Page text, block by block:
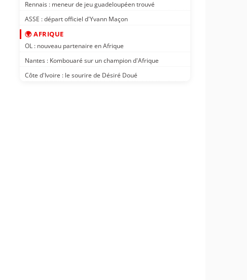
Rennais : meneur de jeu guadeloupéen trouvé
ASSE : départ officiel d'Yvann Maçon
🌍 AFRIQUE
OL : nouveau partenaire en Afrique
Nantes : Kombouaré sur un champion d'Afrique
Côte d'Ivoire : le sourire de Désiré Doué